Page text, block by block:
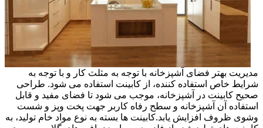
مدیریت بهتر فضای آشپزخانه با توجه به مثلث کار و با توجه به
شرایط خاص استفاده کننده، از کابینت استفاده می شود. طراحی
صحیح کابینت در آشپزخانه، موجب می شود تا فضای مفید و قابل
استفاده آن آشپزخانه و سطح رفاه کاربر جهت پخت وپز و شست
وشوی ظروف افزایش یابد.کابینت ها بسته به نوع مواد خام تولید، به